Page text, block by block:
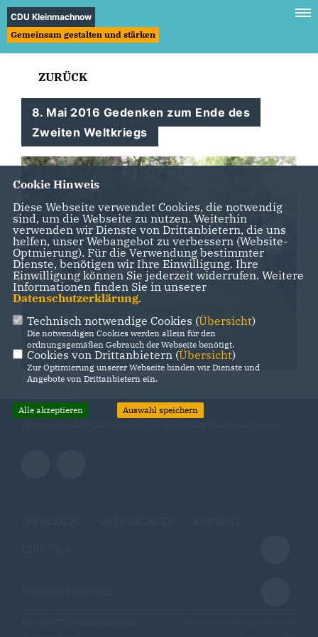
CDU Kleinmachnow
Gemeinsam gestalten und stärken
ZURÜCK
8. Mai 2016 Gedenken zum Ende des
Zweiten Weltkriegs
Cookie Hinweis
Diese Webseite verwendet Cookies, die notwendig
sind, um die Webseite zu nutzen. Weiterhin
verwenden wir Dienste von Drittanbietern, die uns
helfen, unser Webangebot zu verbessern (Website-
Optmierung). Für die Verwendung bestimmter
Dienste, benötigen wir Ihre Einwilligung. Ihre
Einwilligung können Sie jederzeit widerrufen. Weitere
Informationen finden Sie in unserer
Datenschutzerklärung.
Technisch notwendige Cookies (Übersicht)
Die notwendigen Cookies werden allein für den
ordnungsgemäßen Gebrauch der Webseite benötigt.
Cookies von Drittanbietern (Übersicht)
Zur Optimierung unserer Webseite binden wir Dienste und
Angebote von Drittanbietern ein.
Alle akzeptieren Auswahl speichern